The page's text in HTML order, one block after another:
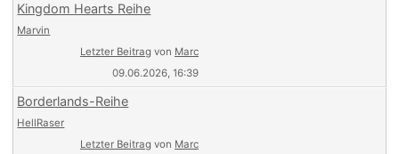
Kingdom Hearts Reihe
Marvin
Letzter Beitrag von Marc
09.06.2026, 16:39
Borderlands-Reihe
HellRaser
Letzter Beitrag von Marc